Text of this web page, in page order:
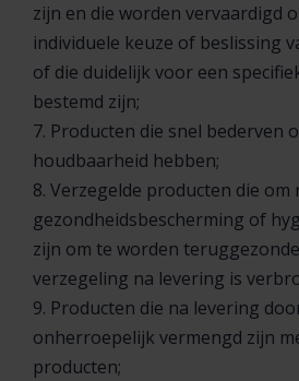
zijn en die worden vervaardigd
individuele keuze of beslissing
of die duidelijk voor een
bestemd zijn;
7. Producten die snel bederven
houdbaarheid hebben;
8. Verzegelde producten die om
gezondheidsbescherming of
zijn om te worden
verzegeling na levering is
9. Producten die na levering
onherroepelijk vermengd zijn
producten;